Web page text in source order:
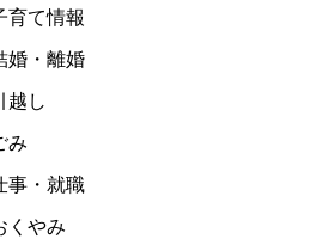
育て情報
婚・離婚
越し
み
事・就職
くやみ